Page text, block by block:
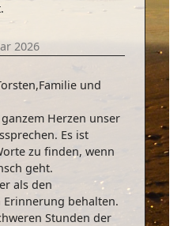
2026
und
Herzen unser
Es ist
zu finden, wenn
geht.
als den
behalten.
Stunden der